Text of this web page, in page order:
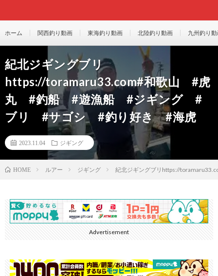
ホーム 関西釣り動画 東海釣り動画 北陸釣り動画 九州釣り
紀北ジギングブリ
https://toramaru33.com#和歌山 #虎
丸 #釣船 #遊漁船 #ジギング #
ブリ #サゴシ #釣り好き #海虎
2023.11.04 ジギング
HOME ルアー ジギング 紀北ジギングブリhttps://
Advertisement